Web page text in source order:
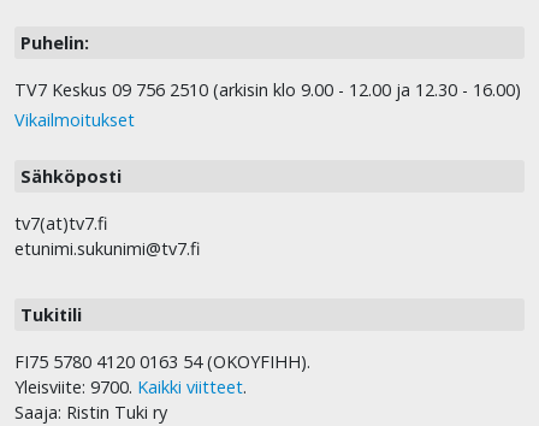
Puhelin:
TV7 Keskus 09 756 2510 (arkisin klo 9.00 - 12.00 ja 12.30 - 16.00)
Vikailmoitukset
Sähköposti
tv7(at)tv7.fi
etunimi.sukunimi@tv7.fi
Tukitili
FI75 5780 4120 0163 54 (OKOYFIHH).
Yleisviite: 9700. Kaikki viitteet.
Saaja: Ristin Tuki ry